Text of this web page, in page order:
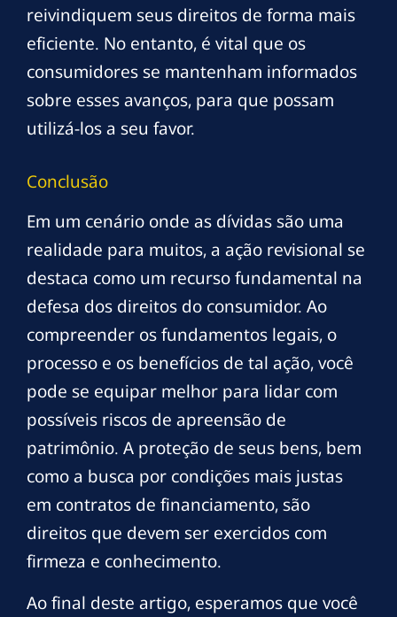
reivindiquem seus direitos de forma mais
eficiente. No entanto, é vital que os
consumidores se mantenham informados
sobre esses avanços, para que possam
utilizá-los a seu favor.
Conclusão
Em um cenário onde as dívidas são uma
realidade para muitos, a ação revisional se
destaca como um recurso fundamental na
defesa dos direitos do consumidor. Ao
compreender os fundamentos legais, o
processo e os benefícios de tal ação, você
pode se equipar melhor para lidar com
possíveis riscos de apreensão de
patrimônio. A proteção de seus bens, bem
como a busca por condições mais justas
em contratos de financiamento, são
direitos que devem ser exercidos com
firmeza e conhecimento.
Ao final deste artigo, esperamos que você